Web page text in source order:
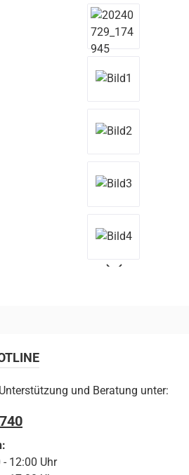
Bildergalerie
und Beratung unter:
- 12:00 Uhr